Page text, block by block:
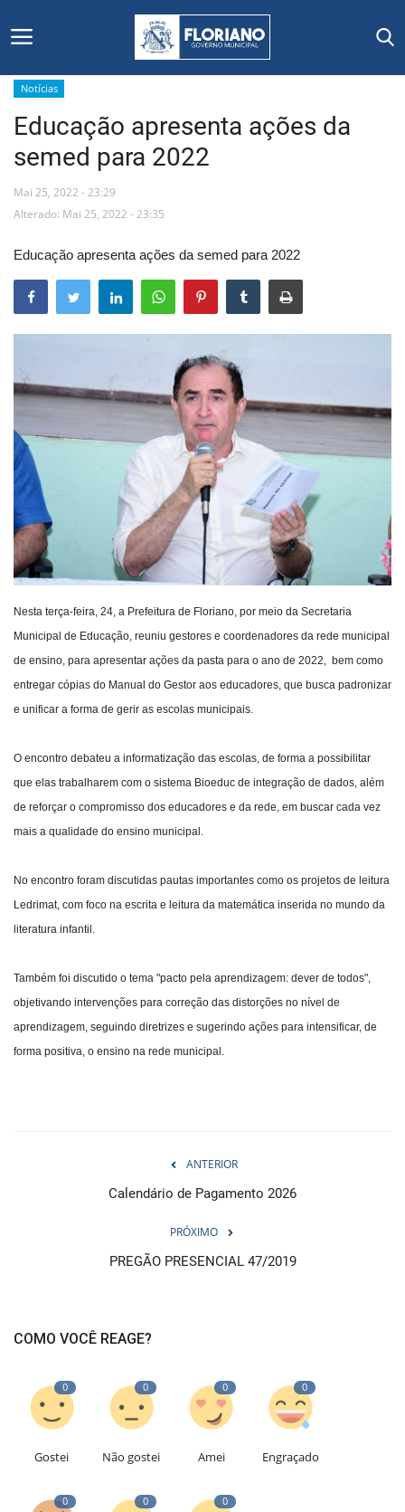
Início
Editais
Floriano
Secretarias e Órgãos
Mural de Licitações
Vídeos
Webmail
Contato
Notícias
Educação apresenta ações da
semed para 2022
Mai 25, 2022 - 23:29
Alterado: Mai 25, 2022 - 23:35
Educação apresenta ações da semed para 2022
Nesta terça-feira, 24, a Prefeitura de Floriano, por meio da Secretaria
Municipal de Educação, reuniu gestores e coordenadores da rede municipal
de ensino, para apresentar ações da pasta para o ano de 2022, bem como
entregar cópias do Manual do Gestor aos educadores, que busca padronizar
e unificar a forma de gerir as escolas municipais.
O encontro debateu a informatização das escolas, de forma a possibilitar
que elas trabalharem com o sistema Bioeduc de integração de dados, além
de reforçar o compromisso dos educadores e da rede, em buscar cada vez
mais a qualidade do ensino municipal.
No encontro foram discutidas pautas importantes como os projetos de leitura
Ledrimat, com foco na escrita e leitura da matemática inserida no mundo da
literatura infantil.
Também foi discutido o tema "pacto pela aprendizagem: dever de todos",
objetivando intervenções para correção das distorções no nível de
aprendizagem, seguindo diretrizes e sugerindo ações para intensificar, de
forma positiva, o ensino na rede municipal.
ANTERIOR
Calendário de Pagamento 2026
PRÓXIMO
PREGÃO PRESENCIAL 47/2019
COMO VOCÊ REAGE?
0
Gostei
0
Não gostei
0
Amei
0
Engraçado
0 0 0